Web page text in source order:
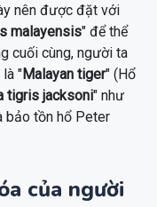
nên được đặt với
malayensis" để thể
cuối cùng, người ta
là "Malayan tiger" (Hổ
tigris jacksoni" như
bảo tồn hổ Peter
của người